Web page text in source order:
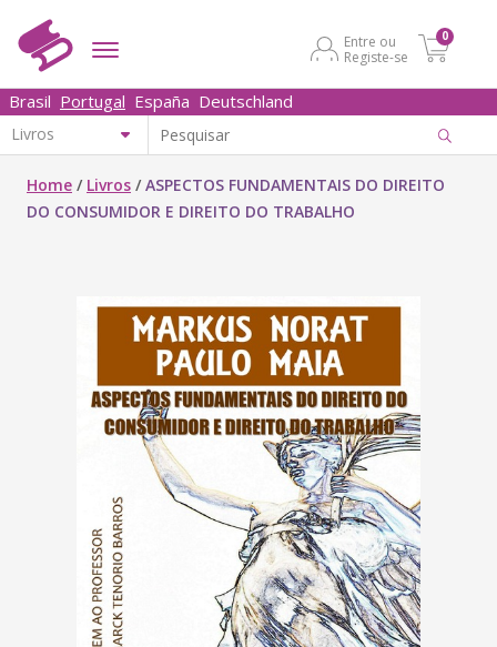
Entre ou
Registe-se
0
Brasil Portugal España Deutschland
Home / Livros /ASPECTOS FUNDAMENTAIS DO DIREITO
DO CONSUMIDOR E DIREITO DO TRABALHO